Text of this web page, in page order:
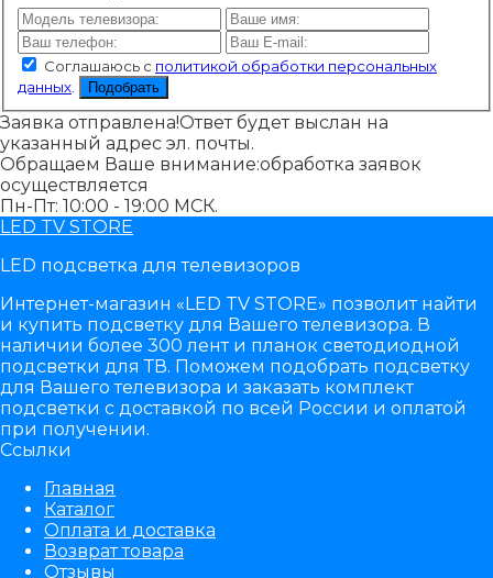
Соглашаюсь с политикой обработки персональных
данных
Подобрать
Заявка отправлена!Ответ будет выслан на
указанный адрес эл. почты.
Обращаем Ваше внимание:обработка заявок
осуществляется
Пн-Пт: 10:00 - 19:00 МСК.
LED TV STORE
LED подсветка для телевизоров
Интернет-магазин «LED TV STORE» позволит найти
и купить подсветку для Вашего телевизора. В
наличии более 300 лент и планок светодиодной
подсветки для ТВ. Поможем подобрать подсветку
для Вашего телевизора и заказать комплект
подсветки с доставкой по всей России и оплатой
при получении.
Ссылки
Главная
Каталог
Оплата и доставка
Возврат товара
Отзывы